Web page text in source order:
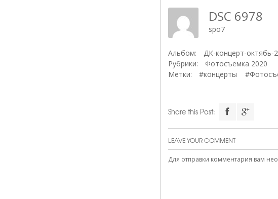
DSC 6978
spo7
Альбом:
ДК-концерт-октябь-
Рубрики:
Фотосъемка 2020
Метки:
#концерты
Share this Post:
LEAVE YOUR COMMENT
Для отправки комментария вам